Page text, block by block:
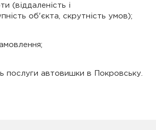
(віддаленість і
об'єкта, скрутність умов);
послуги автовишки в Покровську.